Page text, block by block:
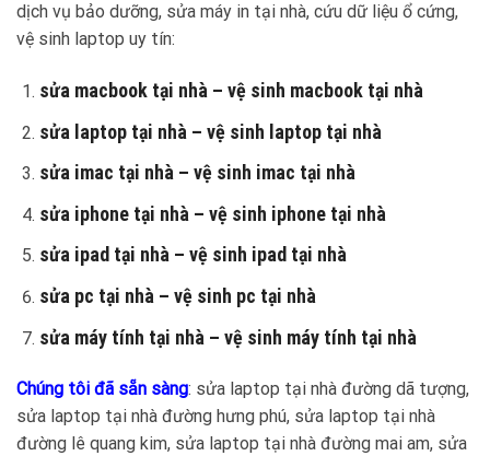
dịch vụ bảo dưỡng, sửa máy in tại nhà, cứu dữ liệu ổ cứng,
vệ sinh laptop uy tín:
sửa macbook tại nhà – vệ sinh macbook tại nhà
sửa laptop tại nhà – vệ sinh laptop tại nhà
sửa imac tại nhà – vệ sinh imac tại nhà
sửa iphone tại nhà – vệ sinh iphone tại nhà
sửa ipad tại nhà – vệ sinh ipad tại nhà
sửa pc tại nhà – vệ sinh pc tại nhà
sửa máy tính tại nhà – vệ sinh máy tính tại nhà
Chúng tôi đã sẵn sàng: sửa laptop tại nhà đường dã tượng,
sửa laptop tại nhà đường hưng phú, sửa laptop tại nhà
đường lê quang kim, sửa laptop tại nhà đường mai am, sửa